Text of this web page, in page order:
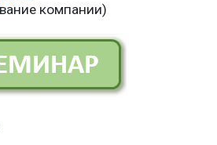
компании)